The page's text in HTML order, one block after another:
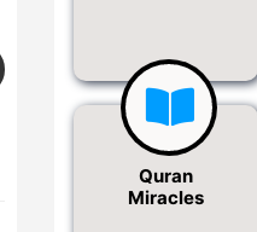
Quran
Miracles